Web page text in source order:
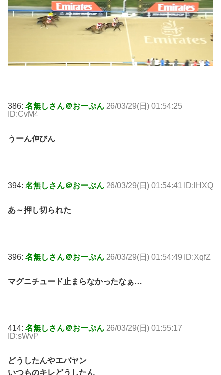
386: 名無しさん＠おーぷん 26/03/29(日) 01:54:25
ID:CvM4
うーん伸びん
394: 名無しさん＠おーぷん 26/03/29(日) 01:54:41 ID:lHXQ
あ～押し切られた
396: 名無しさん＠おーぷん 26/03/29(日) 01:54:49 ID:XqfZ
マグニチュード止まらなかったなぁ…
414: 名無しさん＠おーぷん 26/03/29(日) 01:55:17
ID:sWvP
どうしたんやエバヤン
いつものキレどうしたん